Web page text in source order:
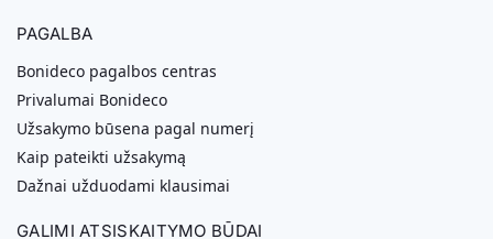
PAGALBA
Bonideco pagalbos centras
Privalumai Bonideco
Užsakymo būsena pagal numerį
Kaip pateikti užsakymą
Dažnai užduodami klausimai
GALIMI ATSISKAITYMO BŪDAI